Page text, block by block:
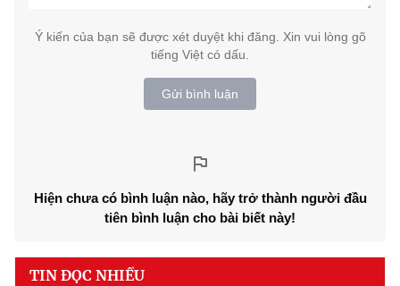
Ý kiến của bạn sẽ được xét duyệt khi đăng. Xin vui lòng gõ
tiếng Việt có dấu.
Gửi bình luận
Hiện chưa có bình luận nào, hãy trở thành người đầu
tiên bình luận cho bài biết này!
TIN ĐỌC NHIỀU